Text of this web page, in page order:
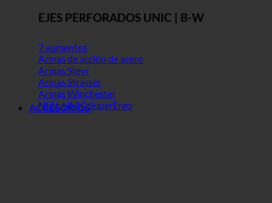
EJES PERFORADOS UNIC | B-W
7 aumentos
Armas de acción de acero
Armas Steyr
Armas Strasser
Armas Winchester
NEU: UNIC SuperErgo
ACCESORIOS